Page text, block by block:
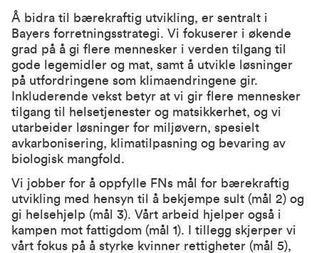
Å bidra til bærekraftig utvikling, er sentralt i
Bayers forretningsstrategi. Vi fokuserer i økende
grad på å gi flere mennesker i verden tilgang til
gode legemidler og mat, samt å utvikle løsninger
på utfordringene som klimaendringene gir.
Inkluderende vekst betyr at vi gir flere mennesker
tilgang til helsetjenester og matsikkerhet, og vi
utarbeider løsninger for miljøvern, spesielt
avkarbonisering, klimatilpasning og bevaring av
biologisk mangfold.
Vi jobber for å oppfylle FNs mål for bærekraftig
utvikling med hensyn til å bekjempe sult (mål 2) og
gi helsehjelp (mål 3). Vårt arbeid hjelper også i
kampen mot fattigdom (mål 1). I tillegg skjerper vi
vårt fokus på å styrke kvinner rettigheter (mål 5),